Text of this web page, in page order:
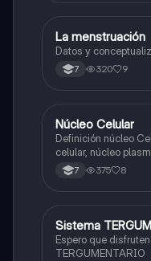
Biologia
La menstruación
Datos y
7 320 9
Biologia
Núcleo Celular
Definición núcleo Celular Definición de:
celular, núcleo
Interfase Fases de
7 375 8
Biologia
Sistema
Espero que
TERGUMENTARIO